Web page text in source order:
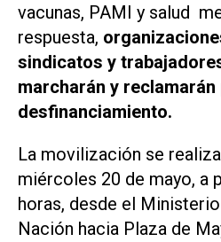
vacunas, PAMI y salud
respuesta,
sindicatos y
marcharán y reclamarán
desfinanciamiento.
La movilización se
miércoles 20 de mayo, a
horas, desde el
Nación hacia Plaza de